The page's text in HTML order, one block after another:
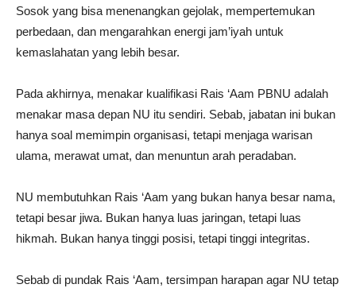
Sosok yang bisa menenangkan gejolak, mempertemukan
perbedaan, dan mengarahkan energi jam’iyah untuk
kemaslahatan yang lebih besar.
Pada akhirnya, menakar kualifikasi Rais ‘Aam PBNU adalah
menakar masa depan NU itu sendiri. Sebab, jabatan ini bukan
hanya soal memimpin organisasi, tetapi menjaga warisan
ulama, merawat umat, dan menuntun arah peradaban.
NU membutuhkan Rais ‘Aam yang bukan hanya besar nama,
tetapi besar jiwa. Bukan hanya luas jaringan, tetapi luas
hikmah. Bukan hanya tinggi posisi, tetapi tinggi integritas.
Sebab di pundak Rais ‘Aam, tersimpan harapan agar NU tetap